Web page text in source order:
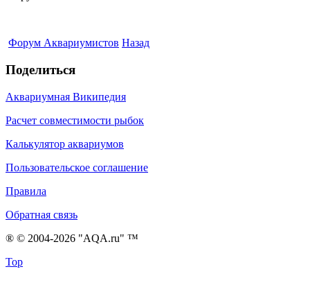
Форум Аквариумистов Назад
Поделиться
Аквариумная Википедия
Расчет совместимости рыбок
Калькулятор аквариумов
Пользовательское соглашение
Правила
Обратная связь
® © 2004-2026 "AQA.ru" ™
Top